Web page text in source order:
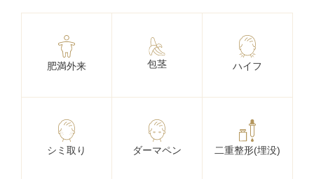
肥満外来 包茎 ハイフ
シミ取り ダーマペン 二重整形(埋没)